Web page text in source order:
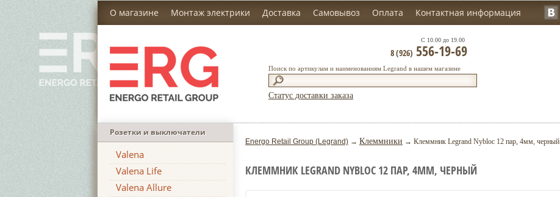
О магазине Монтаж электрики Доставка Самовывоз Оплата Контактная информация
Поиск по артикулам и наименованиям Legrand в нашем магазине
С 10.00 до 19.00
8 (926) 556-19-69
Статус доставки заказа
Розетки и выключатели
Valena
Valena Life
Valena Allure
Energo Retail Group (Legrand) → Клеммники → Клеммник Legrand Nybloc 12 пар, 4мм, черный
КЛЕММНИК LEGRAND NYBLOC 12 ПАР, 4ММ, ЧЕРНЫЙ